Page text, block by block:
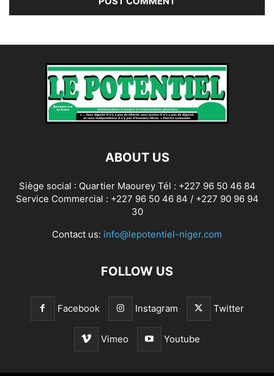
ABOUT US
Siège social : Quartier Maourey Tél : +227 96 50 46 84
Service Commercial : +227 96 50 46 84 / +227 90 96 94
30
Contact us: info@lepotentiel-niger.com
FOLLOW US
Facebook Instagram Twitter
Vimeo Youtube